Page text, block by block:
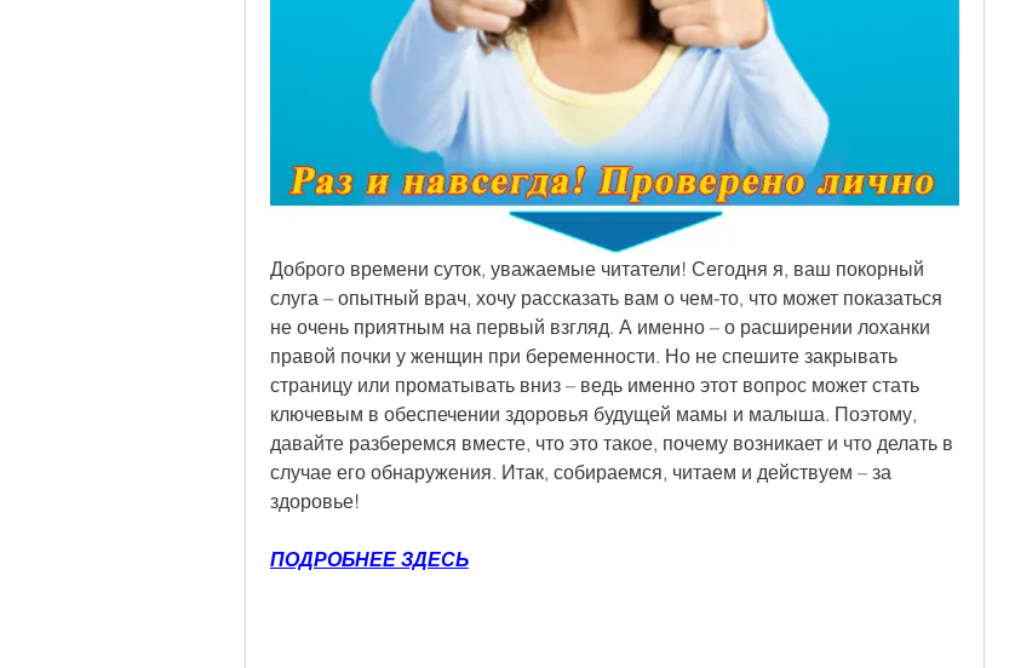
Доброго времени суток, уважаемые читатели! Сегодня я, ваш покорный
слуга – опытный врач, хочу рассказать вам о чем-то, что может показаться
не очень приятным на первый взгляд. А именно – о расширении лоханки
правой почки у женщин при беременности. Но не спешите закрывать
страницу или проматывать вниз – ведь именно этот вопрос может стать
ключевым в обеспечении здоровья будущей мамы и малыша. Поэтому,
давайте разберемся вместе, что это такое, почему возникает и что делать в
случае его обнаружения. Итак, собираемся, читаем и действуем – за
здоровье!
ПОДРОБНЕЕ ЗДЕСЬ